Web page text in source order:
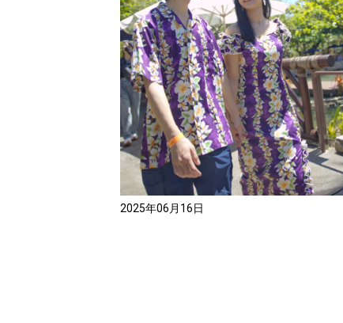
2025年06月16日